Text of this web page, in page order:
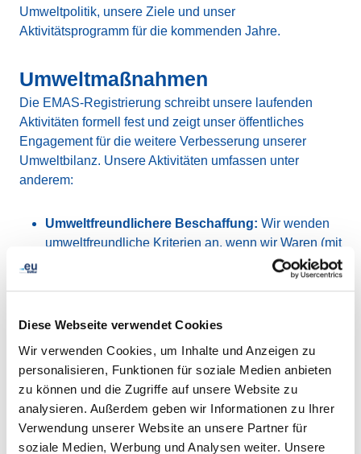
Diese Webseite verwendet Cookies
Wir verwenden Cookies, um Inhalte und Anzeigen zu
personalisieren, Funktionen für soziale Medien anbieten
zu können und die Zugriffe auf unsere Website zu
analysieren. Außerdem geben wir Informationen zu Ihrer
Verwendung unserer Website an unsere Partner für
soziale Medien, Werbung und Analysen weiter. Unsere
Umweltpolitik, unsere Ziele und unser
Aktivitätsprogramm für die kommenden Jahre.
Umweltmaßnahmen
Die EMAS-Registrierung schreibt unsere laufenden
Aktivitäten formell fest und zeigt unser öffentliches
Engagement für die weitere Verbesserung unserer
Umweltbilanz. Unsere Aktivitäten umfassen unter
anderem:
Umweltfreundlichere Beschaffung: Wir wenden
umweltfreundliche Kriterien an, wenn wir Waren (mit
besonderem Schwerpunkt auf IT-Ausrüstung) und
Dienstleistungen (mit besonderem Schwerpunkt auf
Leasing von Fahrzeugen) kaufen.
Bewährte Verfahren:
Wir ermutigen unsere
Mitarbeiter, sich aktiv an unserem
Nachhaltigkeitsprogramm zu beteiligen und unsere
bewährten Verfahren mit Kollegen der Branche und
Stakeholdern zu teilen, um ihr Engagement für